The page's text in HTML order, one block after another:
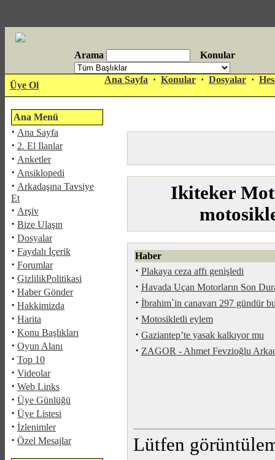
Arama Konular
Üye Ol
antalya
Ana Sayfa · Konular · Dosyalar ·
Ana Menü
· Ana Sayfa
· 2. El Ilanlar
· Anketler
· Ansiklopedi
· Arkadaşına Tavsiye
Et
· Arşiv
· Bize Ulaşın
· Dosyalar
· Faydalı İçerik
· Forumlar
· GizlilikPolitikasi
· Haber Gönder
· Hakkimizda
· Harita
· Konu Başlıkları
· Oyun Alanı
· Top 10
· Videolar
· Web Links
· Üye Günlüğü
· Üye Listesi
· İzlenimler
· Özel Mesajlar
Ikiteker
Haber
· Plakaya ceza affı genişledi
· Havada Uçan Motorların Son
· İbrahim`in canavarı 297 gündür
· Motosikletli eylem
· Gaziantep’te yasak kalkıyor mu
· ZAGOR - Ahmet Fevzioğlu
Lütfen